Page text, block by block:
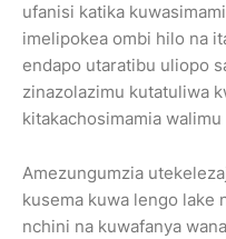
ufanisi katika
imelipokea ombi hilo na
endapo utaratibu uliopo
zinazolazimu kutatuliwa
kitakachosimamia
Amezungumzia
kusema kuwa lengo lake
nchini na kuwafanya